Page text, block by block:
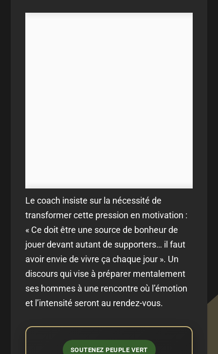
Le coach insiste sur la nécessité de
transformer cette pression en motivation :
« Ce doit être une source de bonheur de
jouer devant autant de supporters… il faut
avoir envie de vivre ça chaque jour ». Un
discours qui vise à préparer mentalement
ses hommes à une rencontre où l’émotion
et l’intensité seront au rendez-vous.
SOUTENEZ PEUPLE VERT